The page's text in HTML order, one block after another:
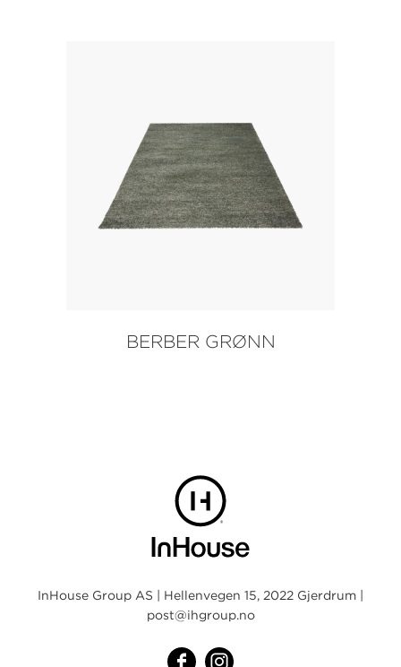
BERBER GRØNN
InHouse Group AS | Hellenvegen 15, 2022 Gjerdrum |
post@ihgroup.no